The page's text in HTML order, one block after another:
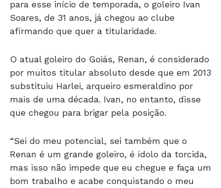
para esse início de temporada, o goleiro Ivan
Soares, de 31 anos, já chegou ao clube
afirmando que quer a titularidade.
O atual goleiro do Goiás, Renan, é considerado
por muitos titular absoluto desde que em 2013
substituiu Harlei, arqueiro esmeraldino por
mais de uma década. Ivan, no entanto, disse
que chegou para brigar pela posição.
“Sei do meu potencial, sei também que o
Renan é um grande goleiro, é ídolo da torcida,
mas isso não impede que eu chegue e faça um
bom trabalho e acabe conquistando o meu